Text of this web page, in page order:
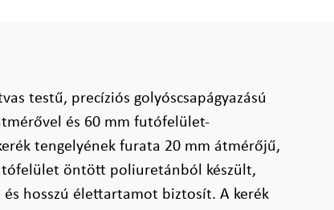
testű, precíziós golyóscsapágyazású
és 60 mm futófelület-
tengelyének furata 20 mm átmérőjű,
öntött poliuretánból készült,
hosszú élettartamot biztosít. A kerék